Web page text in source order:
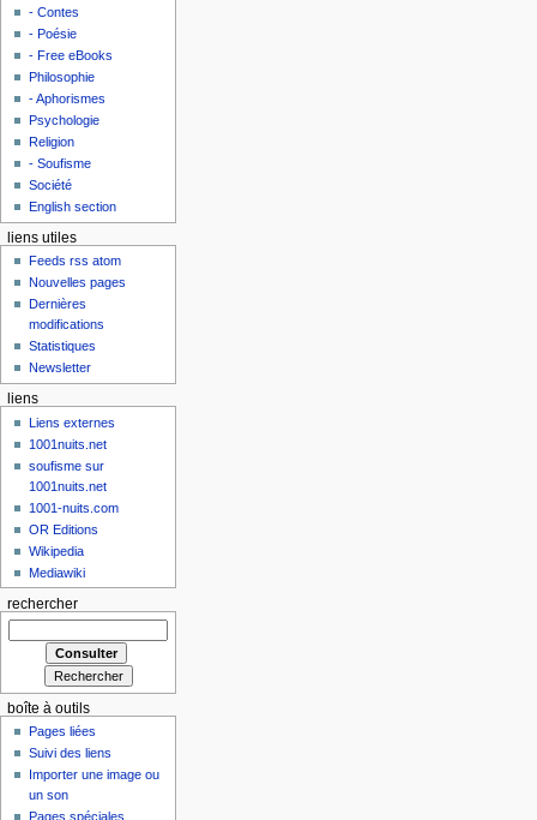
- Contes
- Poésie
- Free eBooks
Philosophie
- Aphorismes
Psychologie
Religion
- Soufisme
Société
English section
liens utiles
Feeds rss atom
Nouvelles pages
Dernières
modifications
Statistiques
Newsletter
liens
Liens externes
1001nuits.net
soufisme sur
1001nuits.net
1001-nuits.com
OR Editions
Wikipedia
Mediawiki
rechercher
boîte à outils
Pages liées
Suivi des liens
Importer une image ou
un son
Pages spéciales